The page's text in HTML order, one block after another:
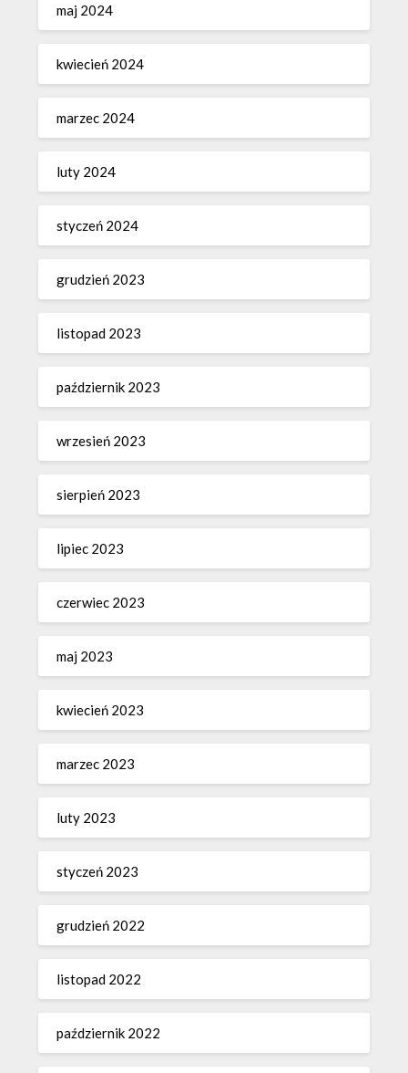
maj 2024
kwiecień 2024
marzec 2024
luty 2024
styczeń 2024
grudzień 2023
listopad 2023
październik 2023
wrzesień 2023
sierpień 2023
lipiec 2023
czerwiec 2023
maj 2023
kwiecień 2023
marzec 2023
luty 2023
styczeń 2023
grudzień 2022
listopad 2022
październik 2022